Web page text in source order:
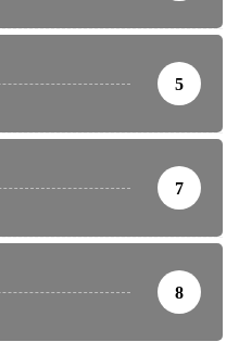
5
7
8